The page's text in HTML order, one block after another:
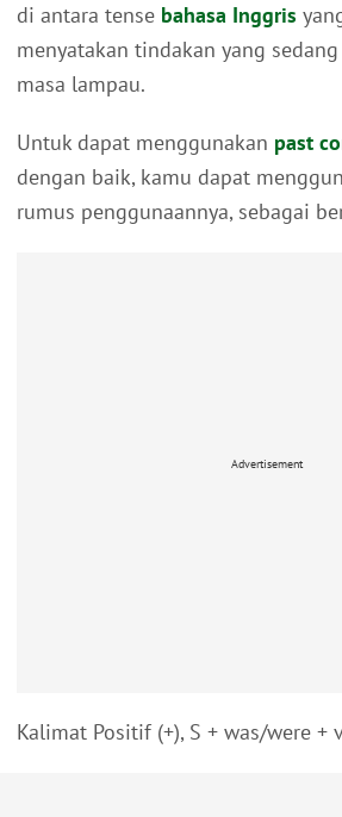
di antara tense bahasa Inggris
menyatakan tindakan yang
masa lampau.
Untuk dapat menggunakan past
dengan baik, kamu dapat
rumus penggunaannya, sebagai
Advertisement
Kalimat Positif (+), S + was/were +